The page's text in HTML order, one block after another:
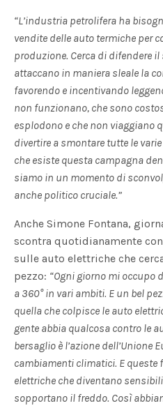
“L’industria petrolifera ha
vendite delle auto termiche per
produzione. Cerca di difendere
attaccano in maniera sleale la
favorendo e incentivando
non funzionano, che sono
esplodono e che non viaggiano
divertire a smontare tutte le
che esiste questa campagna
siamo in un momento di
anche politico cruciale.”
Anche Simone Fontana,
scontra quotidianamente
sulle auto elettriche che
pezzo: “Ogni giorno mi occupo
a 360° in vari ambiti. E un bel
quella che colpisce le auto
gente abbia qualcosa contro le
bersaglio è l’azione dell’Unione
cambiamenti climatici. E queste
elettriche che diventano
sopportano il freddo. Così